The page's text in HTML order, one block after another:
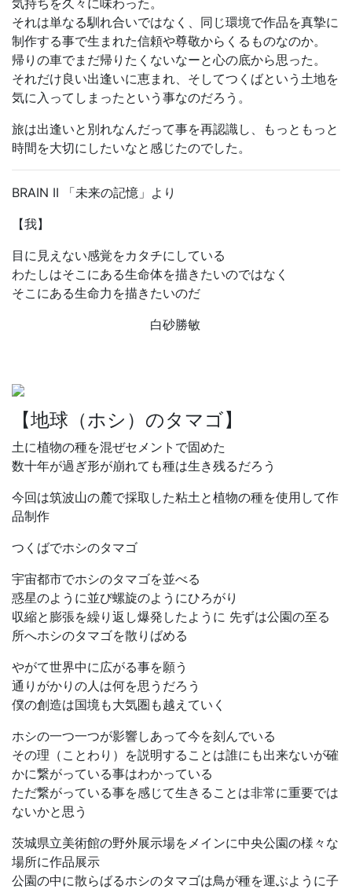
それは単なる馴れ合いではなく、同じ環境で作品を真摯に
制作する事で生まれた信頼や尊敬からくるものなのか。
帰りの車でまだ帰りたくないなーと心の底から思った。
それだけ良い出逢いに恵まれ、そしてつくばという土地を
気に入ってしまったという事なのだろう。
旅は出逢いと別れなんだって事を再認識し、もっともっと
時間を大切にしたいなと感じたのでした。
BRAIN II 「未来の記憶」より
【我】
目に見えない感覚をカタチにしている
わたしはそこにある生命体を描きたいのではなく
そこにある生命力を描きたいのだ
白砂勝敏
【地球（ホシ）のタマゴ】
土に植物の種を混ぜセメントで固めた
数十年が過ぎ形が崩れても種は生き残るだろう
今回は筑波山の麓で採取した粘土と植物の種を使用して作
品制作
つくばでホシのタマゴ
宇宙都市でホシのタマゴを並べる
惑星のように並び螺旋のようにひろがり
収縮と膨張を繰り返し爆発したように 先ずは公園の至る
所へホシのタマゴを散りばめる
やがて世界中に広がる事を願う
通りがかりの人は何を思うだろう
僕の創造は国境も大気圏も越えていく
ホシの一つ一つが影響しあって今を刻んでいる
その理（ことわり）を説明することは誰にも出来ないが確
かに繋がっている事はわかっている
ただ繋がっている事を感じて生きることは非常に重要では
ないかと思う
茨城県立美術館の野外展示場をメインに中央公園の様々な
場所に作品展示
公園の中に散らばるホシのタマゴは鳥が種を運ぶように子